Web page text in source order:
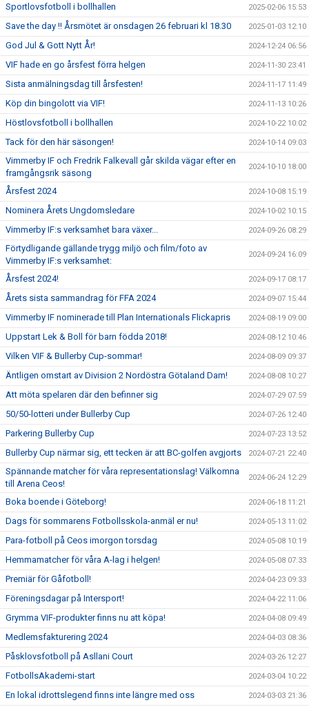
Sportlovsfotboll i bollhallen 2025-02-06 15:53
Save the day !! Årsmötet är onsdagen 26 februari kl 18.30 2025-01-03 12:10
God Jul & Gott Nytt År! 2024-12-24 06:56
VIF hade en go årsfest förra helgen 2024-11-30 23:41
Sista anmälningsdag till årsfesten! 2024-11-17 11:49
Köp din bingolott via VIF! 2024-11-13 10:26
Höstlovsfotboll i bollhallen 2024-10-22 10:02
Tack för den här säsongen! 2024-10-14 09:03
Vimmerby IF och Fredrik Falkevall går skilda vägar efter en
framgångsrik säsong
2024-10-10 18:00
Årsfest 2024 2024-10-08 15:19
Nominera Årets Ungdomsledare 2024-10-02 10:15
Vimmerby IF:s verksamhet bara växer... 2024-09-26 08:29
Förtydligande gällande trygg miljö och film/foto av
Vimmerby IF:s verksamhet:
2024-09-24 16:09
Årsfest 2024! 2024-09-17 08:17
Årets sista sammandrag för FFA 2024 2024-09-07 15:44
Vimmerby IF nominerade till Plan Internationals Flickapris 2024-08-19 09:00
Uppstart Lek & Boll för barn födda 2018! 2024-08-12 10:46
Vilken VIF & Bullerby Cup-sommar! 2024-08-09 09:37
Äntligen omstart av Division 2 Nordöstra Götaland Dam! 2024-08-08 10:27
Att möta spelaren där den befinner sig 2024-07-29 07:59
50/50-lotteri under Bullerby Cup 2024-07-26 12:40
Parkering Bullerby Cup 2024-07-23 13:52
Bullerby Cup närmar sig, ett tecken är att BC-golfen avgjorts 2024-07-21 22:40
Spännande matcher för våra representationslag! Välkomna
till Arena Ceos!
2024-06-24 12:29
Boka boende i Göteborg! 2024-06-18 11:21
Dags för sommarens Fotbollsskola-anmäl er nu! 2024-05-13 11:02
Para-fotboll på Ceos imorgon torsdag 2024-05-08 10:19
Hemmamatcher för våra A-lag i helgen! 2024-05-08 07:33
Premiär för Gåfotboll! 2024-04-23 09:33
Föreningsdagar på Intersport! 2024-04-22 11:06
Grymma VIF-produkter finns nu att köpa! 2024-04-08 09:49
Medlemsfakturering 2024 2024-04-03 08:36
Påsklovsfotboll på Asllani Court 2024-03-26 12:27
FotbollsAkademi-start 2024-03-04 10:22
En lokal idrottslegend finns inte längre med oss 2024-03-03 21:36